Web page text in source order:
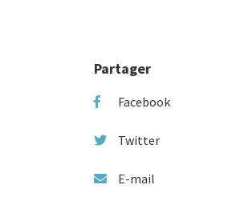
Partager
Facebook
Twitter
E-mail